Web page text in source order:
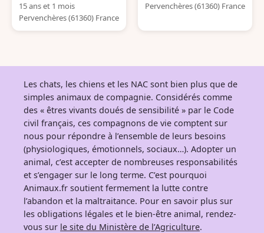
15 ans et 1 mois
Pervenchères (61360) France
Pervenchères (61360) France
Les chats, les chiens et les NAC sont bien plus que de
simples animaux de compagnie. Considérés comme
des « êtres vivants doués de sensibilité » par le Code
civil français, ces compagnons de vie comptent sur
nous pour répondre à l’ensemble de leurs besoins
(physiologiques, émotionnels, sociaux…). Adopter un
animal, c’est accepter de nombreuses responsabilités
et s’engager sur le long terme. C’est pourquoi
Animaux.fr soutient fermement la lutte contre
l’abandon et la maltraitance. Pour en savoir plus sur
les obligations légales et le bien-être animal, rendez-
vous sur le site du Ministère de l’Agriculture.